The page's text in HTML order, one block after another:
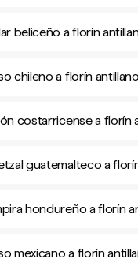
beliceño a florín
chileno a florín antillano
costarricense a florín
guatemalteco a
hondureño a florín
mexicano a florín